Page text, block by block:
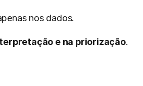
nos dados.
e na priorização.